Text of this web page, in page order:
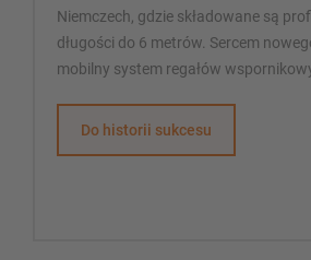
Niemczech, gdzie składowane są
długości do 6 metrów. Sercem
mobilny system regałów
Do historii sukcesu